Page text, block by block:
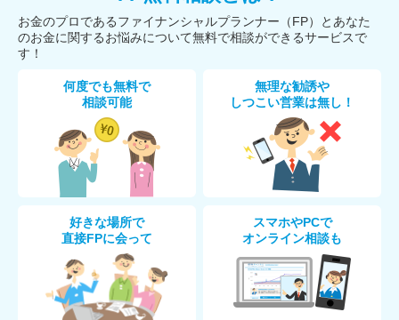
お金のプロであるファイナンシャルプランナー（FP）とあなた
のお金に関するお悩みについて無料で相談ができるサービスで
す！
何度でも無料で
相談可能
無理な勧誘や
しつこい営業は無し！
好きな場所で
直接FPに会って
スマホやPCで
オンライン相談も